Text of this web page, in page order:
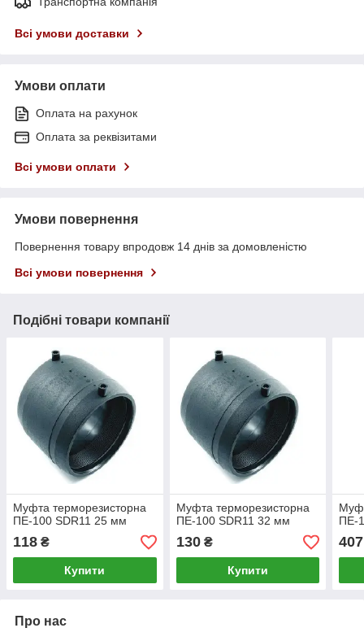
Всі умови доставки
Умови оплати
Оплата на рахунок
Оплата за реквізитами
Всі умови оплати
Умови повернення
Повернення товару впродовж 14 днів за домовленістю
Всі умови повернення
Подібні товари компанії
Муфта терморезисторна
ПЕ-100 SDR11 25 мм
118 ₴
Купити
Муфта терморезисторна
ПЕ-100 SDR11 32 мм
130₴
Купити
ПЕ-
407
Про нас